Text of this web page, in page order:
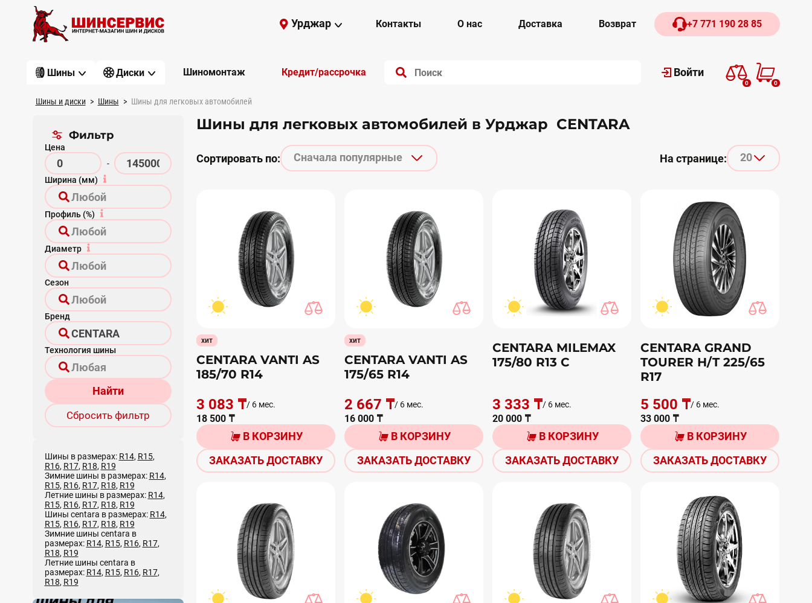
Урджар Контакты О нас Доставка Возврат +7 771 190 28 85
Шины Диски Шиномонтаж Кредит/рассрочка Войти
0 0
Шины и диски Шины Шины для легковых автомобилей
Фильтр
Цена
-
Ширина (мм)
Профиль (%)
Диаметр
Сезон
Бренд
Технология шины
Найти
Сбросить фильтр
Шины в размерах: R14, R15,
R16, R17, R18, R19
Зимние шины в размерах: R14,
R15, R16, R17, R18, R19
Летние шины в размерах: R14,
R15, R16, R17, R18, R19
Шины centara в размерах: R14,
R15, R16, R17, R18, R19
Зимние шины centara в
размерах: R14, R15, R16, R17,
R18, R19
Летние шины centara в
размерах: R14, R15, R16, R17,
R18, R19
Шины для легковых автомобилей в Урджар CENTARA
Сортировать по: Сначала популярные На странице: 20
хит
CENTARA VANTI AS
185/70 R14
3 083 ₸/ 6 мес.
18 500 ₸
В КОРЗИНУ
ЗАКАЗАТЬ ДОСТАВКУ
хит
CENTARA VANTI AS
175/65 R14
2 667 ₸/ 6 мес.
16 000 ₸
В КОРЗИНУ
ЗАКАЗАТЬ ДОСТАВКУ
CENTARA MILEMAX
175/80 R13 С
3 333 ₸/ 6 мес.
20 000 ₸
В КОРЗИНУ
ЗАКАЗАТЬ ДОСТАВКУ
CENTARA GRAND
TOURER H/T 225/65
R17
5 500 ₸/ 6 мес.
33 000 ₸
В КОРЗИНУ
ЗАКАЗАТЬ ДОСТАВКУ